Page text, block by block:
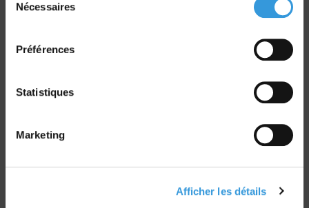
Nécessaires
Préférences
Statistiques
Marketing
Afficher les détails